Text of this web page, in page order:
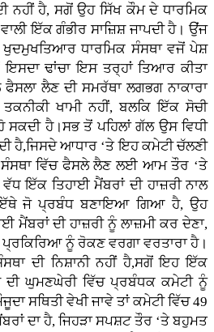
ਨਹੀਂ ਹੈ, ਸਗੋਂ ਉਹ ਸਿੱਖ ਕੌਮ ਦੇ ਧਾਰਮਿਕ
ਇੱਕ ਗੰਭੀਰ ਸਾਜ਼ਿਸ਼ ਜਾਪਦੀ ਹੈ। ਉਂਜ
ਖੁਦਮੁਖਤਿਆਰ ਧਾਰਮਿਕ ਸੰਸਥਾ ਵਜੋਂ ਪੇਸ਼
ਇਸਦਾ ਢਾਂਚਾ ਇਸ ਤਰ੍ਹਾਂ ਤਿਆਰ ਕੀਤਾ
ਲੈਣ ਦੀ ਸਮਰੱਥਾ ਲਗਭਗ ਨਾਕਾਰਾ
ਖਾਮੀ ਨਹੀਂ, ਬਲਕਿ ਇੱਕ ਸੋਚੀ
ਸਕਦੀ ਹੈ।ਸਭ ਤੋਂ ਪਹਿਲਾਂ ਗੱਲ ਉਸ ਵਿਧੀ
ਹੈ,ਜਿਸਦੇ ਆਧਾਰ ‘ਤੇ ਇਹ ਕਮੇਟੀ ਚੱਲਣੀ
ਸੰਸਥਾ ਵਿੱਚ ਫੈਸਲੇ ਲੈਣ ਲਈ ਆਮ ਤੌਰ ‘ਤੇ
ਇੱਕ ਤਿਹਾਈ ਮੈਂਬਰਾਂ ਦੀ ਹਾਜ਼ਰੀ ਨਾਲ
ਜੋ ਪ੍ਰਬੰਧ ਬਣਾਇਆ ਗਿਆ ਹੈ, ਉਹ
ਮੈਂਬਰਾਂ ਦੀ ਹਾਜ਼ਰੀ ਨੂੰ ਲਾਜ਼ਮੀ ਕਰ ਦੇਣਾ,
ਨੂੰ ਰੋਕਣ ਵਰਗਾ ਵਰਤਾਰਾ ਹੈ।
ਦੀ ਨਿਸ਼ਾਨੀ ਨਹੀਂ ਹੈ,ਸਗੋਂ ਇਹ ਇੱਕ
ਦੀ ਘੁਮਣਘੇਰੀ ਵਿੱਚ ਪ੍ਰਬੰਧਕ ਕਮੇਟੀ ਨੂੰ
ਸਥਿਤੀ ਵੇਖੀ ਜਾਵੇ ਤਾਂ ਕਮੇਟੀ ਵਿੱਚ 49
ਦਾ ਹੈ, ਜਿਹੜਾ ਸਪਸ਼ਟ ਤੌਰ ‘ਤੇ ਬਹੁਮਤ